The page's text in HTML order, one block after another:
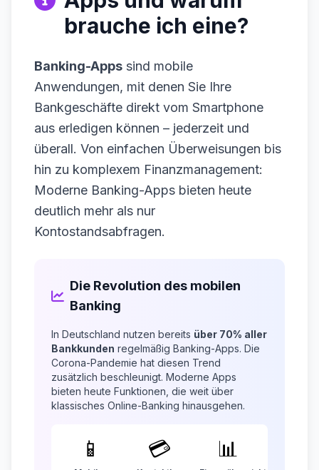
brauche ich eine?
Banking-Apps sind mobile
Anwendungen, mit denen Sie Ihre
Bankgeschäfte direkt vom Smartphone
aus erledigen können – jederzeit und
überall. Von einfachen Überweisungen bis
hin zu komplexem Finanzmanagement:
Moderne Banking-Apps bieten heute
deutlich mehr als nur
Kontostandsabfragen.
Die Revolution des mobilen
Banking
In Deutschland nutzen bereits über 70% aller
Bankkunden regelmäßig Banking-Apps. Die
Corona-Pandemie hat diesen Trend
zusätzlich beschleunigt. Moderne Apps
bieten heute Funktionen, die weit über
klassisches Online-Banking hinausgehen.
📱 💳 📊